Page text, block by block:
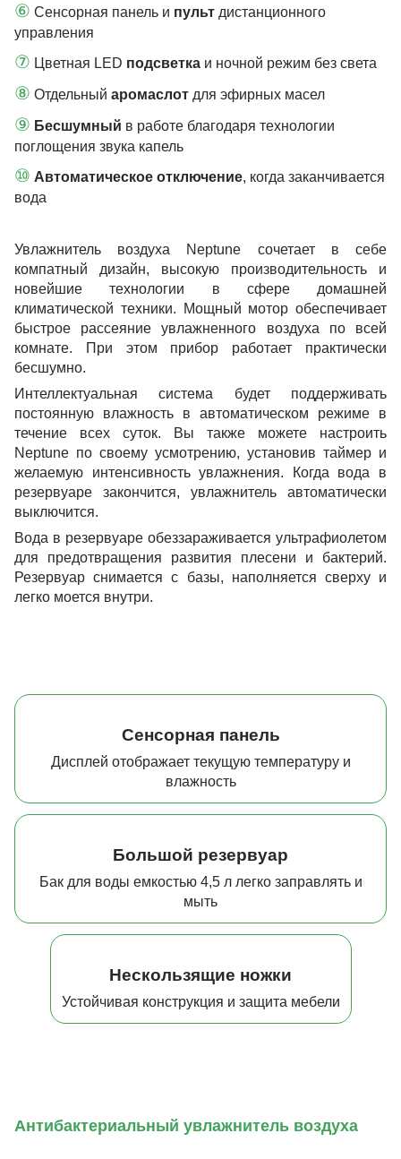
⑥ Сенсорная панель и пульт дистанционного
управления
⑦ Цветная LED подсветка и ночной режим без света
⑧ Отдельный аромаслот для эфирных масел
⑨ Бесшумный в работе благодаря технологии
поглощения звука капель
⑩ Автоматическое отключение, когда заканчивается
вода
Увлажнитель воздуха Neptune сочетает в себе
компатный дизайн, высокую производительность и
новейшие технологии в сфере домашней
климатической техники. Мощный мотор обеспечивает
быстрое рассеяние увлажненного воздуха по всей
комнате. При этом прибор работает практически
бесшумно.
Интеллектуальная система будет поддерживать
постоянную влажность в автоматическом режиме в
течение всех суток. Вы также можете настроить
Neptune по своему усмотрению, установив таймер и
желаемую интенсивность увлажнения. Когда вода в
резервуаре закончится, увлажнитель автоматически
выключится.
Вода в резервуаре обеззараживается ультрафиолетом
для предотвращения развития плесени и бактерий.
Резервуар снимается с базы, наполняется сверху и
легко моется внутри.
Cенсорная панель
Дисплей отображает текущую температуру и
влажность
Большой резервуар
Бак для воды емкостью 4,5 л легко заправлять и
мыть
Нескользящие ножки
Устойчивая конструкция и защита мебели
Антибактериальный увлажнитель воздуха